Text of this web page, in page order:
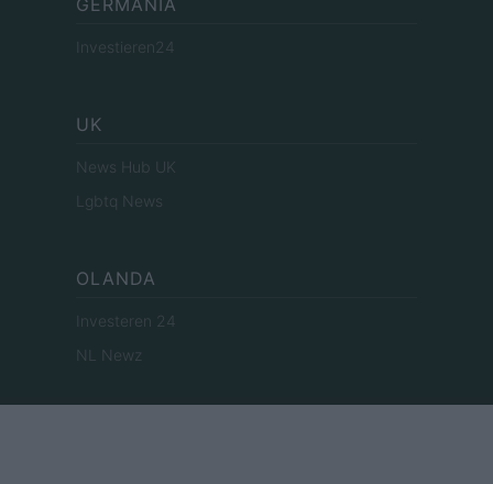
GERMANIA
Investieren24
UK
News Hub UK
Lgbtq News
OLANDA
Investeren 24
NL Newz